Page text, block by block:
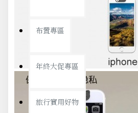
布置專區
年終大促專區
旅行實用好物